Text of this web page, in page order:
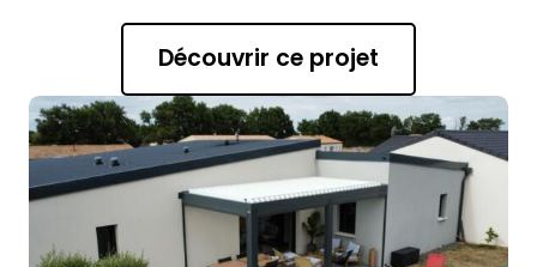
Découvrir ce projet